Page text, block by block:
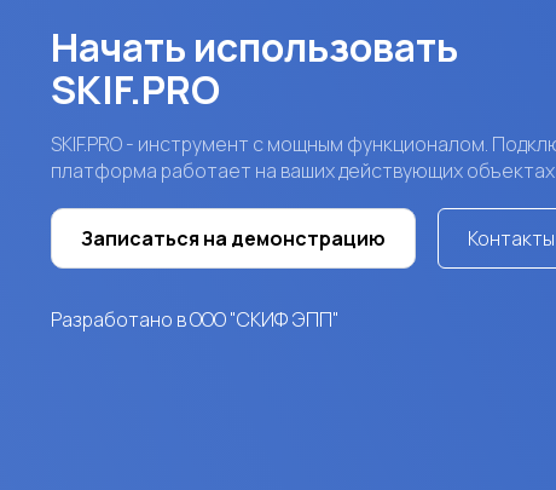
Начать использовать
SKIF.PRO
SKIF.PRO - инструмент с мощным функционалом.
платформа работает на ваших действующих объектах.
Записаться на демонстрацию Контакты
Разработано в ООО "СКИФ ЭПП"